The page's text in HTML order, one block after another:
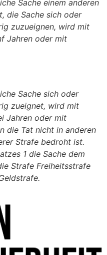
Sache einem anderen
die Sache sich oder
zuzueignen, wird mit
Jahren oder mit
Sache sich oder
zueignet, wird mit
Jahren oder mit
die Tat nicht in anderen
Strafe bedroht ist.
1 die Sache dem
Strafe Freiheitsstrafe